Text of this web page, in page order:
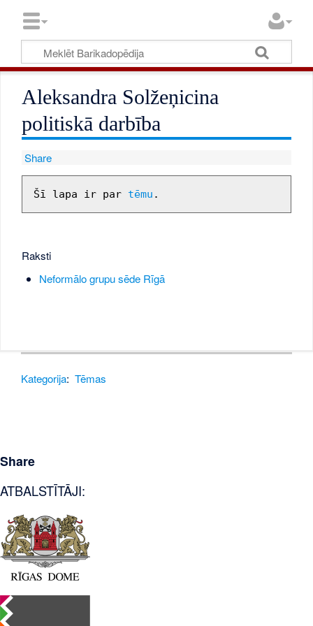
Aleksandra Solžeņicina
politiskā darbība
Share
Šī lapa ir par tēmu
Raksti
Neformālo grupu sēde Rīgā
Kategorija: Tēmas
Share
ATBALSTĪTĀJI: